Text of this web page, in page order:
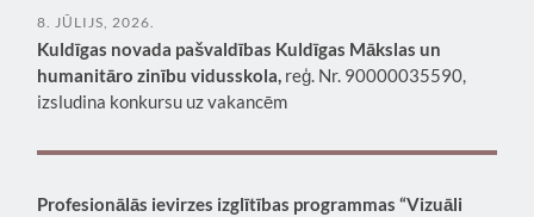
8. JŪLIJS, 2026.
Kuldīgas novada pašvaldības Kuldīgas Mākslas un
humanitāro zinību vidusskola, reģ. Nr. 90000035590,
izsludina konkursu uz vakancēm
Profesionālās ievirzes izglītības programmas “Vizuāli